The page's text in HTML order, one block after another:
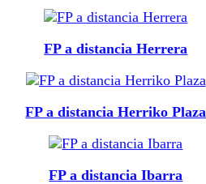
FP a distancia Herrera
FP a distancia Herriko Plaza
FP a distancia Ibarra